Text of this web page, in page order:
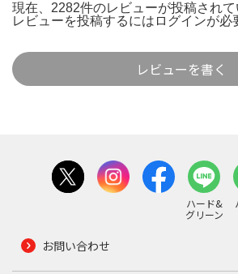
現在、2282件のレビューが投稿されて
レビューを投稿するには ログインが必
レビューを書く
ハード&
グリーン
お問い合わせ